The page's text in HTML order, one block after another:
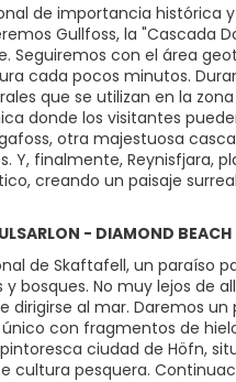
de importancia histórica
Gullfoss, la "Cascada
con el área
cada pocos minutos.
que se utilizan en la
donde los visitantes
otra majestuosa
finalmente, Reynisfjara,
creando un paisaje
- DIAMOND
de Skaftafell, un paraíso
No muy lejos de
al mar. Daremos
con fragmentos de
ciudad de Höfn,
pesquera.